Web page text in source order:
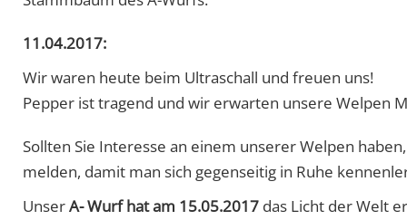
11.04.2017:
Wir waren heute beim Ultraschall und freuen uns!
Pepper ist tragend und wir erwarten unsere Welpen
Sollten Sie Interesse an einem unserer Welpen
melden, damit man sich gegenseitig in Ruhe
UnserA- Wurf hat am 15.05.2017 das Licht der Welt